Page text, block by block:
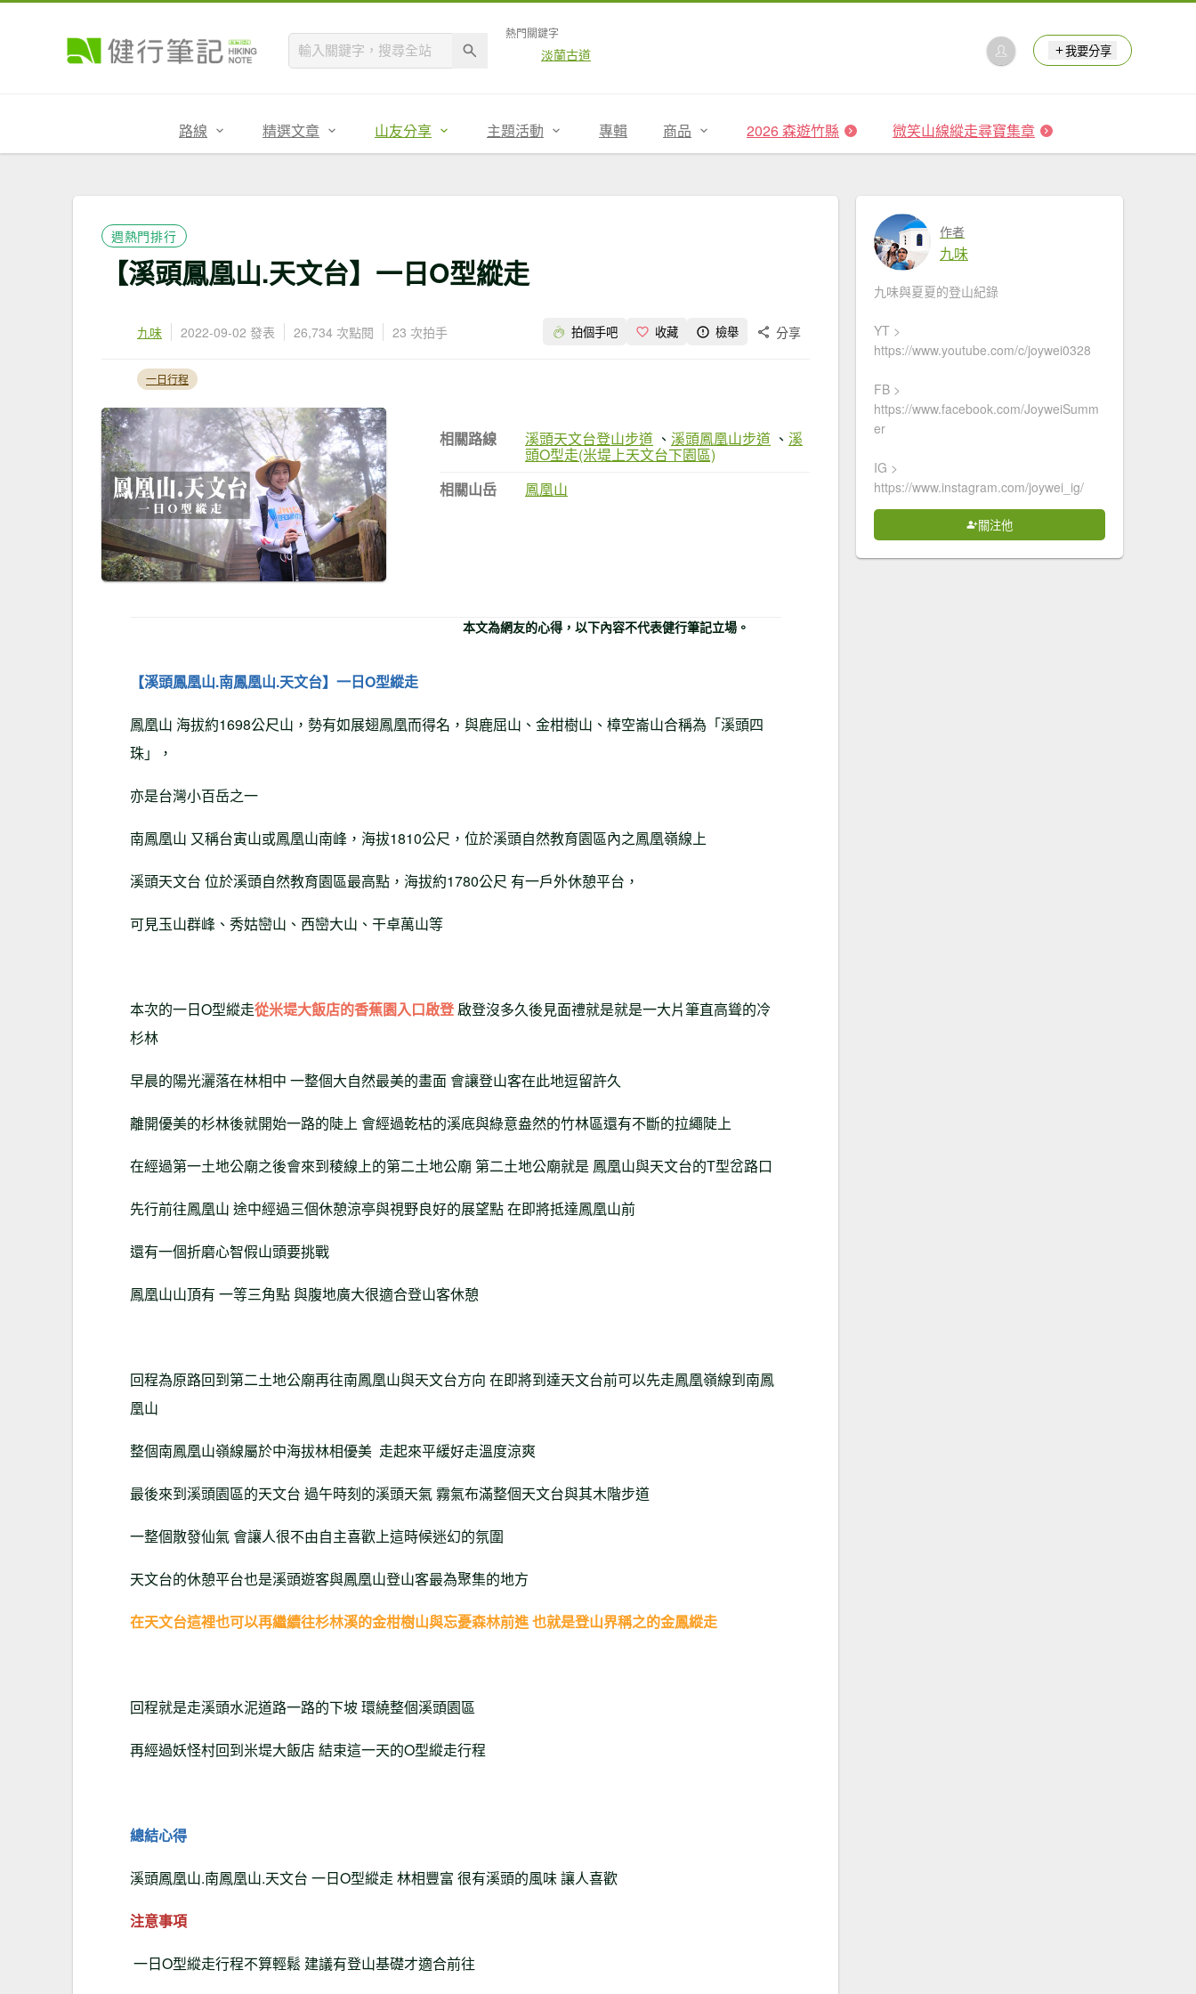
熱門關鍵字
淡蘭古道 我要分享
路線 精選文章 山友分享 主題活動 專輯 商品 2026 森遊竹縣 微笑山線縱走尋寶集章
週熱門排行
【溪頭鳳凰山.天文台】一日O型縱走
九味 2022-09-02 發表 26,734 次點閱 23 次拍手 拍個手吧 收藏 檢舉 分享
一日行程
相關路線 溪頭天文台登山步道 、 溪頭鳳凰山步道 、 溪
頭O型走(米堤上天文台下園區)
相關山岳
鳳凰山
本文為網友的心得，以下內容不代表健行筆記立場。
【溪頭鳳凰山.南鳳凰山.天文台】一日O型縱走
鳳凰山 海拔約1698公尺山，勢有如展翅鳳凰而得名，與鹿屈山、金柑樹山、樟空崙山合稱為「溪頭四
珠」，
亦是台灣小百岳之一
南鳳凰山 又稱台寅山或鳳凰山南峰，海拔1810公尺，位於溪頭自然教育園區內之鳳凰嶺線上
溪頭天文台 位於溪頭自然教育園區最高點，海拔約1780公尺 有一戶外休憩平台，
可見玉山群峰、秀姑巒山、西巒大山、干卓萬山等
本次的一日O型縱走從米堤大飯店的香蕉園入口啟登啟登沒多久後見面禮就是就是一大片筆直高聳的冷
杉林
早晨的陽光灑落在林相中 一整個大自然最美的畫面 會讓登山客在此地逗留許久
離開優美的杉林後就開始一路的陡上 會經過乾枯的溪底與綠意盎然的竹林區還有不斷的拉繩陡上
在經過第一土地公廟之後會來到稜線上的第二土地公廟 第二土地公廟就是 鳳凰山與天文台的T型岔路口
先行前往鳳凰山 途中經過三個休憩涼亭與視野良好的展望點 在即將抵達鳳凰山前
還有一個折磨心智假山頭要挑戰
鳳凰山山頂有 一等三角點 與腹地廣大很適合登山客休憩
回程為原路回到第二土地公廟再往南鳳凰山與天文台方向 在即將到達天文台前可以先走鳳凰嶺線到南鳳
凰山
整個南鳳凰山嶺線屬於中海拔林相優美 走起來平緩好走溫度涼爽
最後來到溪頭園區的天文台 過午時刻的溪頭天氣 霧氣布滿整個天文台與其木階步道
一整個散發仙氣 會讓人很不由自主喜歡上這時候迷幻的氛圍
天文台的休憩平台也是溪頭遊客與鳳凰山登山客最為聚集的地方
在天文台這裡也可以再繼續往杉林溪的金柑樹山與忘憂森林前進 也就是登山界稱之的金鳳縱走
回程就是走溪頭水泥道路一路的下坡 環繞整個溪頭園區
再經過妖怪村回到米堤大飯店 結束這一天的O型縱走行程
總結心得
溪頭鳳凰山.南鳳凰山.天文台 一日O型縱走 林相豐富 很有溪頭的風味 讓人喜歡
注意事項
一日O型縱走行程不算輕鬆 建議有登山基礎才適合前往
作者
九味
九味與夏夏的登山紀錄
YT >
https://www.youtube.com/c/joywei0328
FB >
https://www.facebook.com/JoyweiSumm
er
IG >
https://www.instagram.com/joywei_ig/
關注他